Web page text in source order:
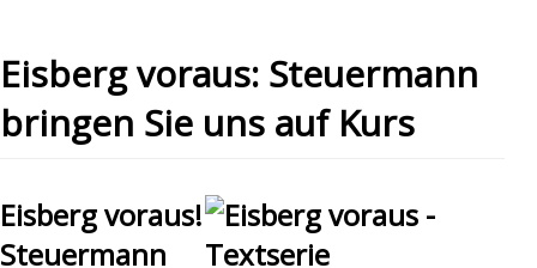
Eisberg voraus: Steuermann
bringen Sie uns auf Kurs
Eisberg voraus!
Steuermann